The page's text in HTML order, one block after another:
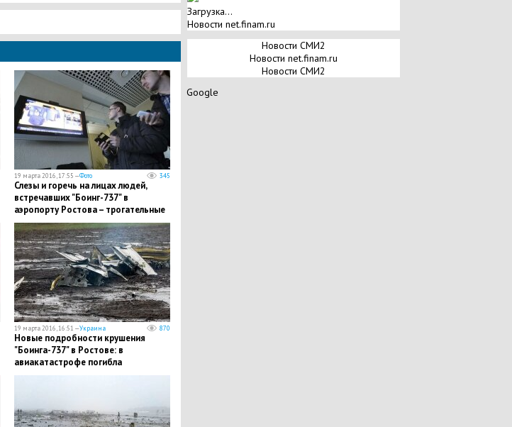
19 марта 2016, 17:55 —Фото 345
Слезы и горечь на лицах людей,
встречавших "Боинг-737" в
аэропорту Ростова – трогательные
кадры
19 марта 2016, 16:51 —Украина 870
Новые подробности крушения
"Боинга-737" в Ростове: в
авиакатастрофе погибла
жительница украинского Донецка
Загрузка...
Новости net.finam.ru
Новости СМИ2
Новости net.finam.ru
Новости СМИ2
Google